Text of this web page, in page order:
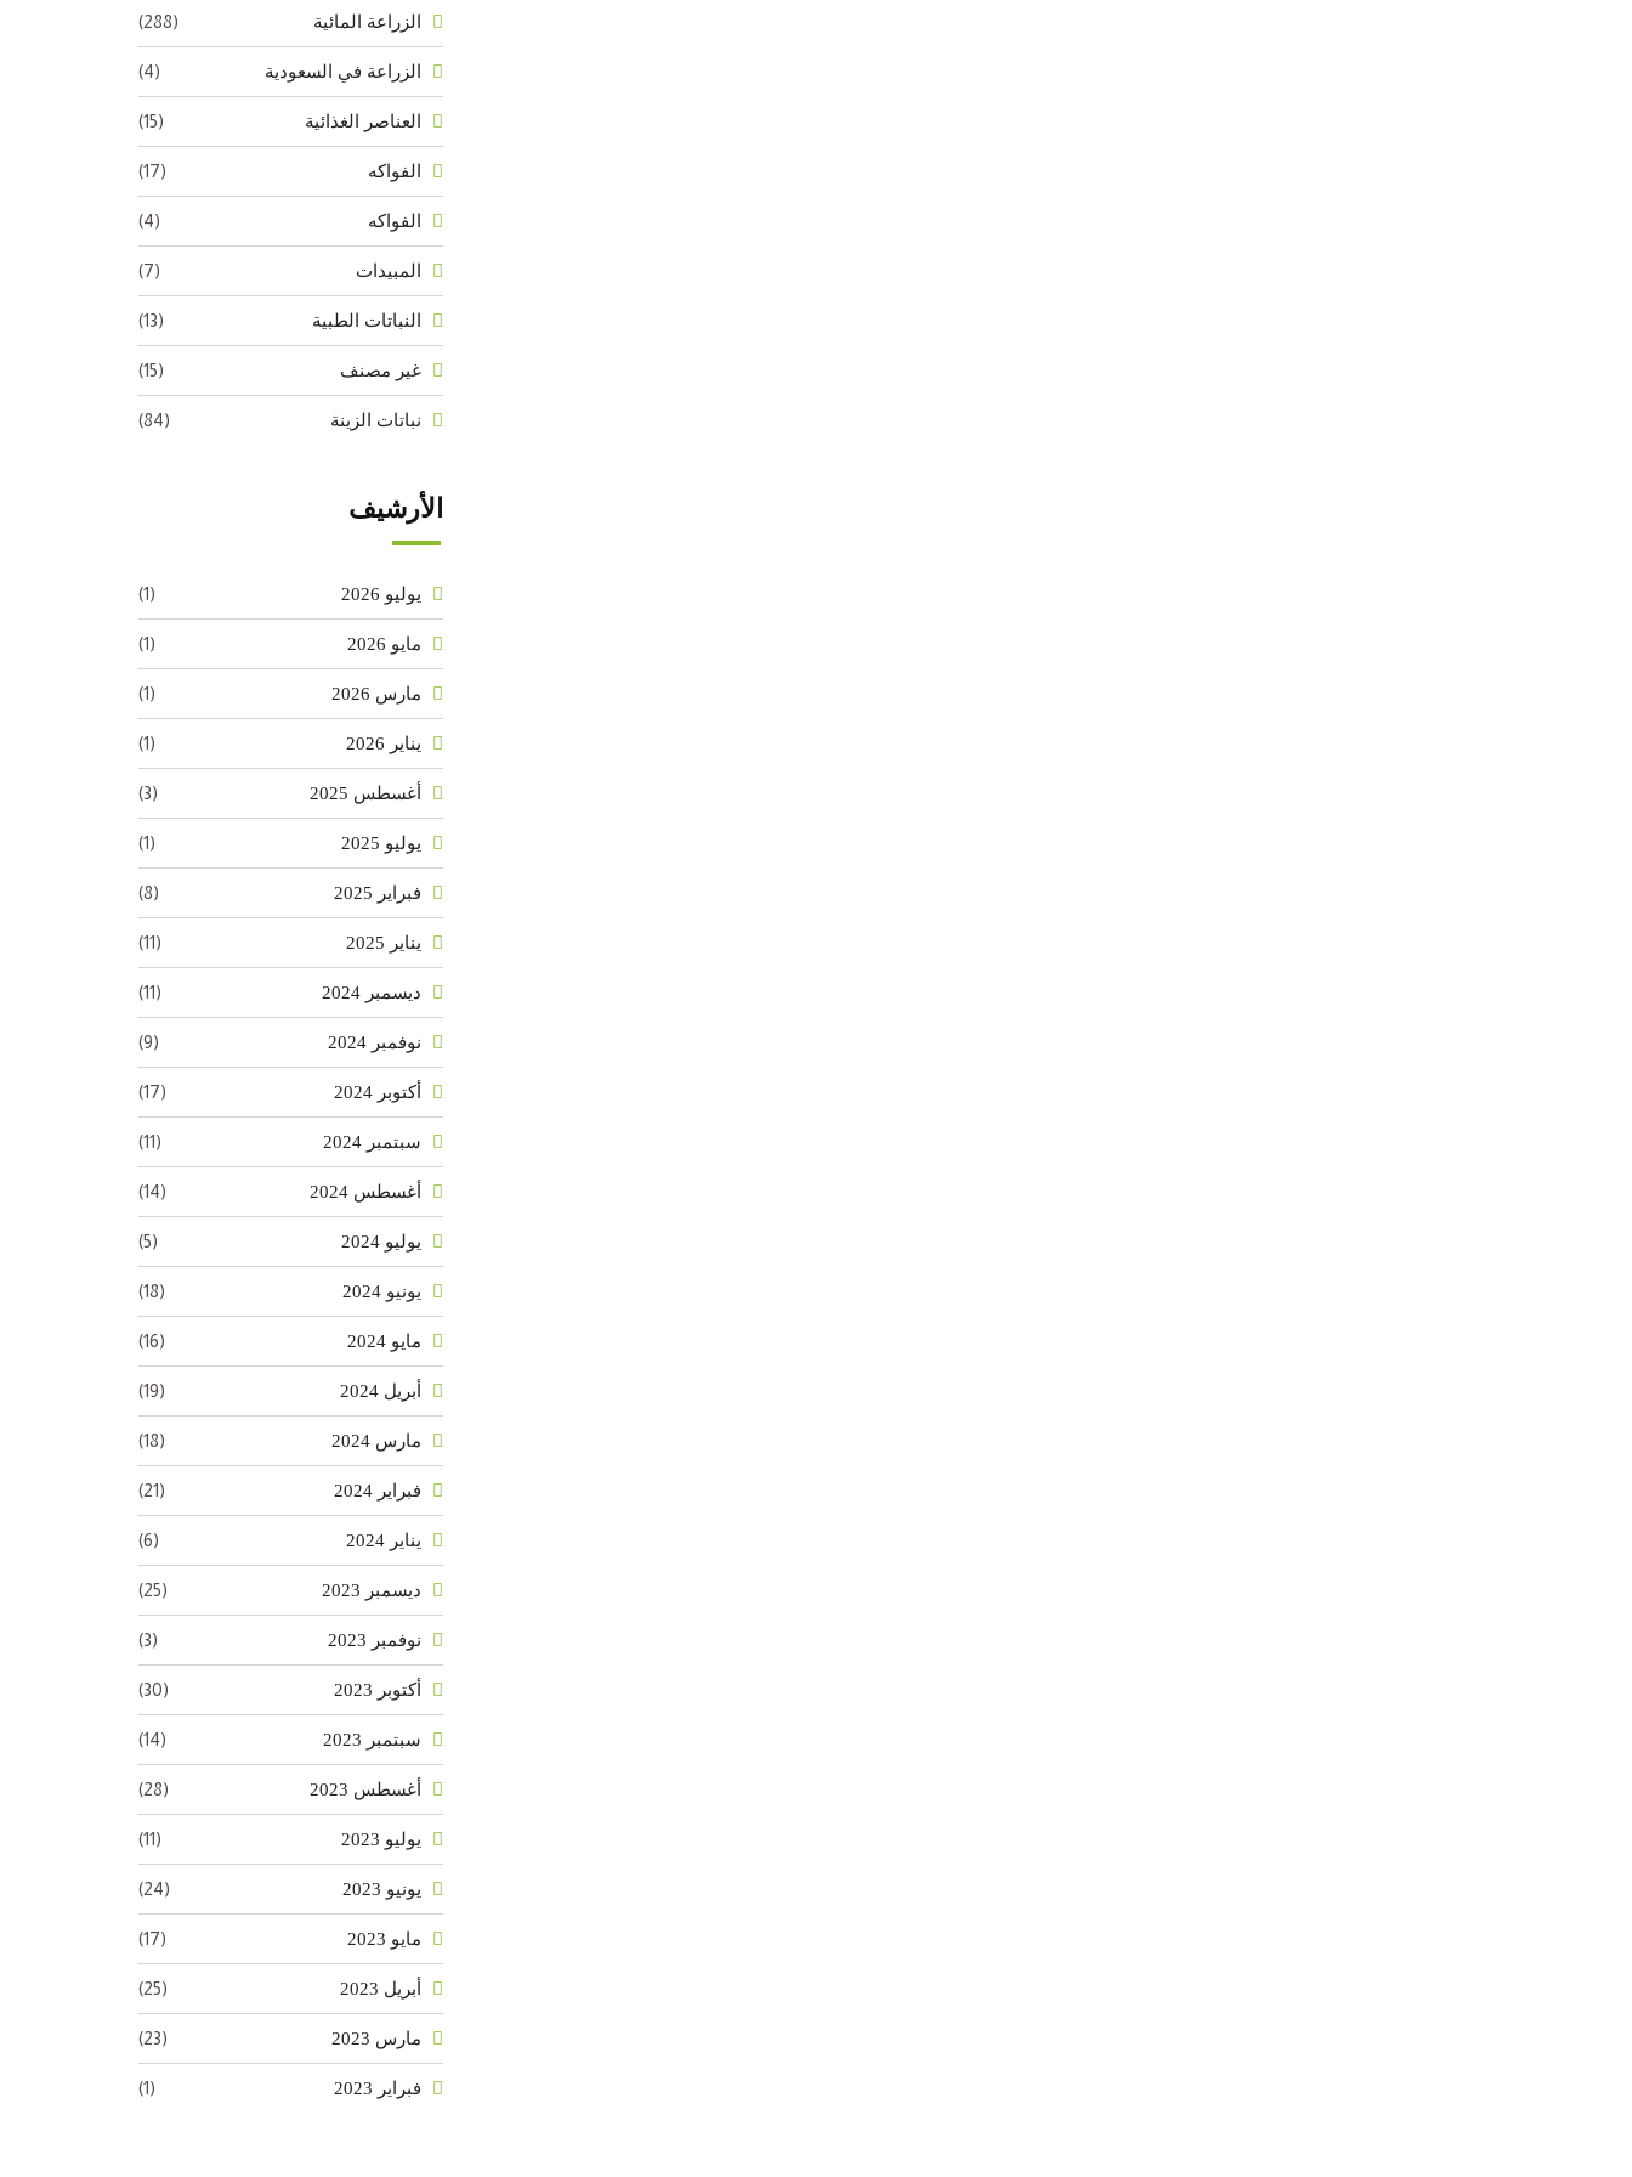
الزراعة المائية (288)
الزراعة في السعودية (4)
العناصر الغذائية (15)
الفواكه (17)
الفواكه (4)
المبيدات (7)
النباتات الطبية (13)
غير مصنف (15)
نباتات الزينة (84)
الأرشيف
يوليو 2026 (1)
مايو 2026 (1)
مارس 2026 (1)
يناير 2026 (1)
أغسطس 2025 (3)
يوليو 2025 (1)
فبراير 2025 (8)
يناير 2025 (11)
ديسمبر 2024 (11)
نوفمبر 2024 (9)
أكتوبر 2024 (17)
سبتمبر 2024 (11)
أغسطس 2024 (14)
يوليو 2024 (5)
يونيو 2024 (18)
مايو 2024 (16)
أبريل 2024 (19)
مارس 2024 (18)
فبراير 2024 (21)
يناير 2024 (6)
ديسمبر 2023 (25)
نوفمبر 2023 (3)
أكتوبر 2023 (30)
سبتمبر 2023 (14)
أغسطس 2023 (28)
يوليو 2023 (11)
يونيو 2023 (24)
مايو 2023 (17)
أبريل 2023 (25)
مارس 2023 (23)
فبراير 2023 (1)